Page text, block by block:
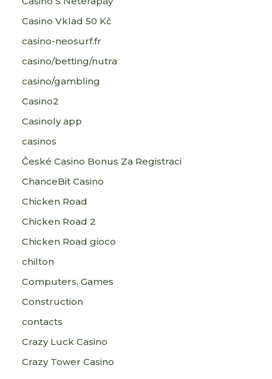
Casino Vklad 50 Kč
casino-neosurf.fr
casino/betting/nutra
casino/gambling
Casino2
Casinoly app
casinos
České Casino Bonus Za Registraci
ChanceBit Casino
Chicken Road
Chicken Road 2
Chicken Road gioco
chilton
Computers, Games
Construction
contacts
Crazy Luck Casino
Crazy Tower Сasino